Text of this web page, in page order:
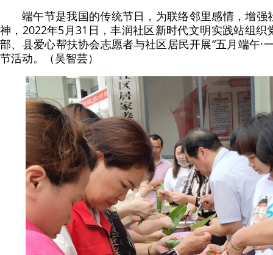
端午节是我国的传统节日，为联络邻里感情，增强
神，2022年5月31日，丰润社区新时代文明实践站组织
部、县爱心帮扶协会志愿者与社区居民开展“五月端午·
节活动。（吴智芸）